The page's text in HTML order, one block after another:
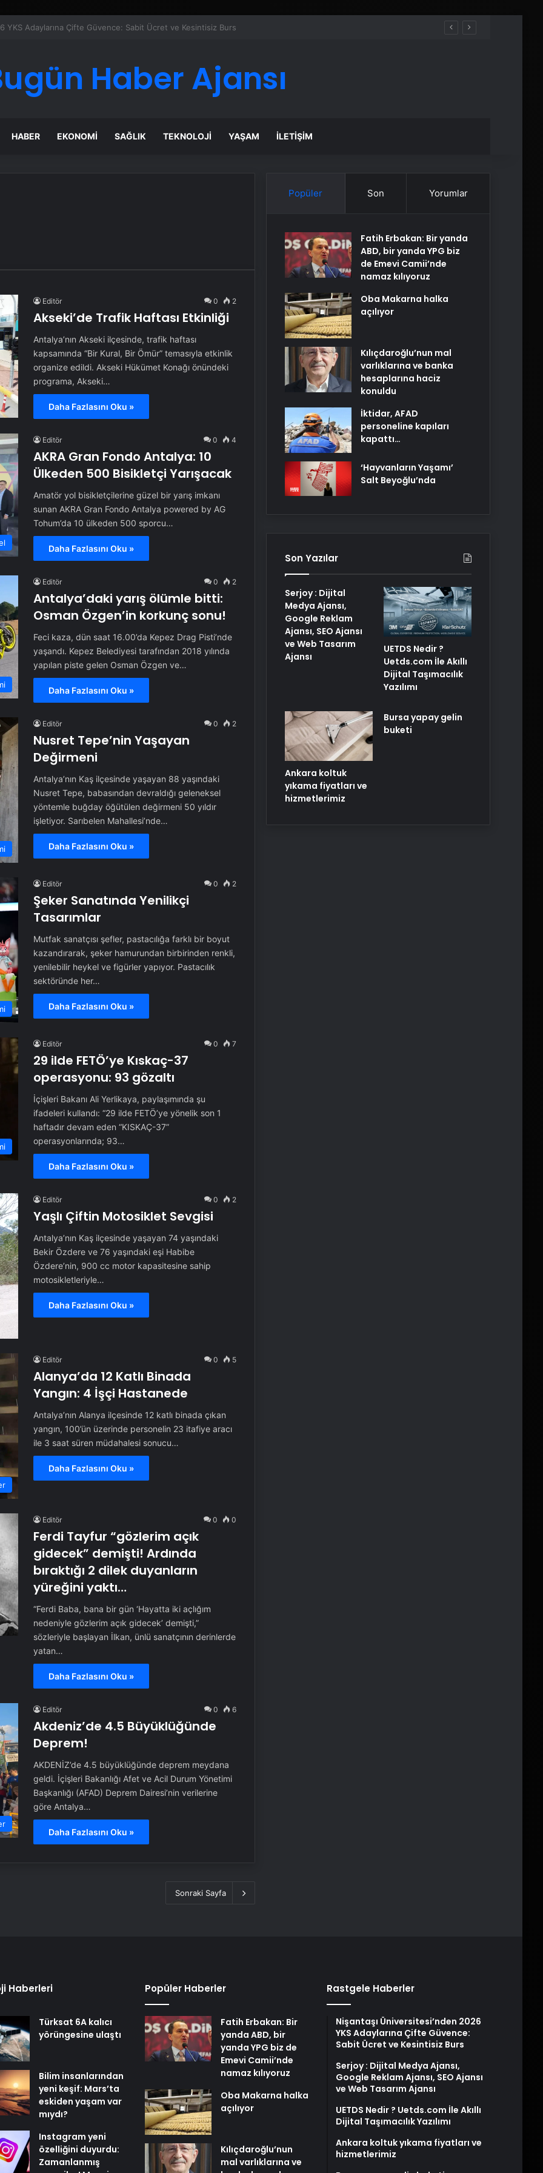
Reklam Ajansı, SEO Ajansı ve Web Tasarım Ajansı
Haber Ajansı
HABER EKONOMI SAĞLIK TEKNOLOJI YAŞAM İLETIŞIM
Editör 0 2
Akseki’de Trafik Haftası Etkinliği
Antalya’nın Akseki ilçesinde, trafik haftası
kapsamında “Bir Kural, Bir Ömür” temasıyla etkinlik
organize edildi. Akseki Hükümet Konağı önündeki
programa, Akseki…
Daha Fazlasını Oku »
Editör 0 4
AKRA Gran Fondo Antalya: 10
Ülkeden 500 Bisikletçi Yarışacak
Amatör yol bisikletçilerine güzel bir yarış imkanı
sunan AKRA Gran Fondo Antalya powered by AG
Tohum’da 10 ülkeden 500 sporcu…
Daha Fazlasını Oku »
Editör 0 2
Antalya’daki yarış ölümle bitti:
Osman Özgen’in korkunç sonu!
Feci kaza, dün saat 16.00’da Kepez Drag Pisti’nde
yaşandı. Kepez Belediyesi tarafından 2018 yılında
yapılan piste gelen Osman Özgen ve…
Daha Fazlasını Oku »
Editör 0 2
Nusret Tepe’nin Yaşayan
Değirmeni
Antalya’nın Kaş ilçesinde yaşayan 88 yaşındaki
Nusret Tepe, babasından devraldığı geleneksel
yöntemle buğday öğütülen değirmeni 50 yıldır
işletiyor. Sarıbelen Mahallesi’nde…
Daha Fazlasını Oku »
Editör 0 2
Şeker Sanatında Yenilikçi
Tasarımlar
Mutfak sanatçısı şefler, pastacılığa farklı bir boyut
kazandırarak, şeker hamurundan birbirinden renkli,
yenilebilir heykel ve figürler yapıyor. Pastacılık
sektöründe her…
Daha Fazlasını Oku »
Editör 0 7
29 ilde FETÖ’ye Kıskaç-37
operasyonu: 93 gözaltı
İçişleri Bakanı Ali Yerlikaya, paylaşımında şu
ifadeleri kullandı: “29 ilde FETÖ’ye yönelik son 1
haftadır devam eden “KISKAÇ-37”
operasyonlarında; 93…
Daha Fazlasını Oku »
Editör 0 2
Yaşlı Çiftin Motosiklet Sevgisi
Antalya’nın Kaş ilçesinde yaşayan 74 yaşındaki
Bekir Özdere ve 76 yaşındaki eşi Habibe
Özdere’nin, 900 cc motor kapasitesine sahip
motosikletleriyle…
Daha Fazlasını Oku »
Editör 0 5
Alanya’da 12 Katlı Binada
Yangın: 4 İşçi Hastanede
Antalya’nın Alanya ilçesinde 12 katlı binada çıkan
yangın, 100’ün üzerinde personelin 23 itafiye aracı
ile 3 saat süren müdahalesi sonucu…
Daha Fazlasını Oku »
Editör 0 0
Ferdi Tayfur “gözlerim açık
gidecek” demişti! Ardında
bıraktığı 2 dilek duyanların
yüreğini yaktı…
“Ferdi Baba, bana bir gün ‘Hayatta iki açlığım
nedeniyle gözlerim açık gidecek’ demişti,”
sözleriyle başlayan İlkan, ünlü sanatçının derinlerde
yatan…
Daha Fazlasını Oku »
Editör 0 6
Akdeniz’de 4.5 Büyüklüğünde
Deprem!
AKDENİZ’de 4.5 büyüklüğünde deprem meydana
geldi. İçişleri Bakanlığı Afet ve Acil Durum Yönetimi
Başkanlığı (AFAD) Deprem Dairesi’nin verilerine
göre Antalya…
Daha Fazlasını Oku »
Sonraki Sayfa
Popüler Son Yorumlar
Fatih Erbakan: Bir yanda
ABD, bir yanda YPG biz
de Emevi Camii’nde
namaz kılıyoruz
Oba Makarna halka
açılıyor
Kılıçdaroğlu’nun mal
varlıklarına ve banka
hesaplarına haciz
konuldu
İktidar, AFAD
personeline kapıları
kapattı…
‘Hayvanların Yaşamı’
Salt Beyoğlu’nda
Son Yazılar
Serjoy : Dijital
Medya Ajansı,
Google Reklam
Ajansı, SEO Ajansı
ve Web Tasarım
Ajansı
UETDS Nedir ?
Uetds.com İle Akıllı
Dijital Taşımacılık
Yazılımı
Ankara koltuk
yıkama fiyatları ve
hizmetlerimiz
Bursa yapay gelin
buketi
Haberleri
Türksat 6A kalıcı
yörüngesine ulaştı
Bilim insanlarından
yeni keşif: Mars’ta
eskiden yaşam var
mıydı?
Instagram yeni
özelliğini duyurdu:
Zamanlanmış
Popüler Haberler
Fatih Erbakan: Bir
yanda ABD, bir
yanda YPG biz de
Emevi Camii’nde
namaz kılıyoruz
Oba Makarna halka
açılıyor
Kılıçdaroğlu’nun
mal varlıklarına ve
Rastgele Haberler
Nişantaşı Üniversitesi’nden 2026
YKS Adaylarına Çifte Güvence:
Sabit Ücret ve Kesintisiz Burs
Serjoy : Dijital Medya Ajansı,
Google Reklam Ajansı, SEO Ajansı
ve Web Tasarım Ajansı
UETDS Nedir ? Uetds.com İle Akıllı
Dijital Taşımacılık Yazılımı
Ankara koltuk yıkama fiyatları ve
hizmetlerimiz